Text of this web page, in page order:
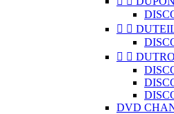
 
 
DVD